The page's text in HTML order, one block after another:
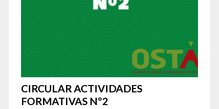
CIRCULAR ACTIVIDADES
FORMATIVAS Nº2